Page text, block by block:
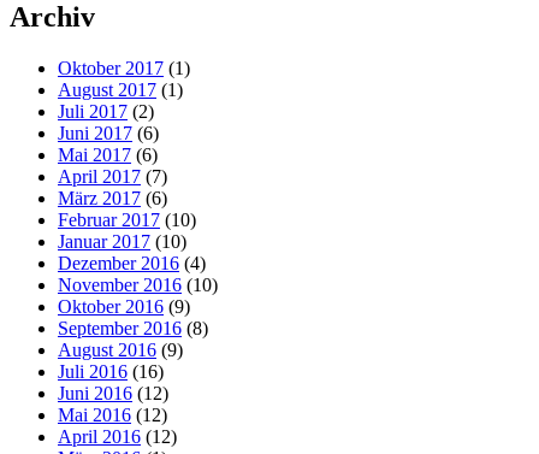
Archiv
Oktober 2017 (1)
August 2017 (1)
Juli 2017 (2)
Juni 2017 (6)
Mai 2017 (6)
April 2017 (7)
März 2017 (6)
Februar 2017 (10)
Januar 2017 (10)
Dezember 2016 (4)
November 2016 (10)
Oktober 2016 (9)
September 2016 (8)
August 2016 (9)
Juli 2016 (16)
Juni 2016 (12)
Mai 2016 (12)
April 2016 (12)